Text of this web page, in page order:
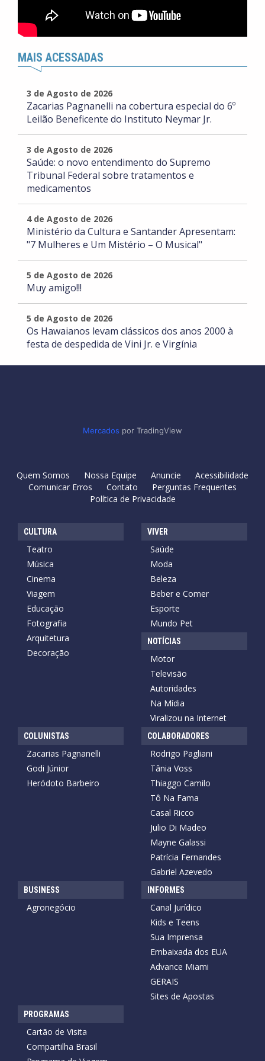
MAIS ACESSADAS
3 de Agosto de 2026
Zacarias Pagnanelli na cobertura especial do 6º
Leilão Beneficente do Instituto Neymar Jr.
3 de Agosto de 2026
Saúde: o novo entendimento do Supremo
Tribunal Federal sobre tratamentos e
medicamentos
4 de Agosto de 2026
Ministério da Cultura e Santander Apresentam:
"7 Mulheres e Um Mistério – O Musical"
5 de Agosto de 2026
Muy amigo!!!
5 de Agosto de 2026
Os Hawaianos levam clássicos dos anos 2000 à
festa de despedida de Vini Jr. e Virgínia
Mercados por TradingView
Quem Somos Nossa Equipe Anuncie
Acessibilidade
Comunicar Erros
Contato
Perguntas Frequentes
Política de Privacidade
CULTURA
Teatro
Música
Cinema
Viagem
Educação
Fotografia
Arquitetura
Decoração
VIVER
Saúde
Moda
Beleza
Beber e Comer
Esporte
Mundo Pet
NOTÍCIAS
Motor
Televisão
Autoridades
Na Mídia
Viralizou na Internet
COLUNISTAS
Zacarias Pagnanelli
Godi Júnior
Heródoto Barbeiro
COLABORADORES
Rodrigo Pagliani
Tânia Voss
Thiaggo Camilo
Tô Na Fama
Casal Ricco
Julio Di Madeo
Mayne Galassi
Patrícia Fernandes
Gabriel Azevedo
BUSINESS
Agronegócio
INFORMES
Canal Jurídico
Kids e Teens
Sua Imprensa
Embaixada dos EUA
Advance Miami
GERAIS
Sites de Apostas
PROGRAMAS
Cartão de Visita
Compartilha Brasil